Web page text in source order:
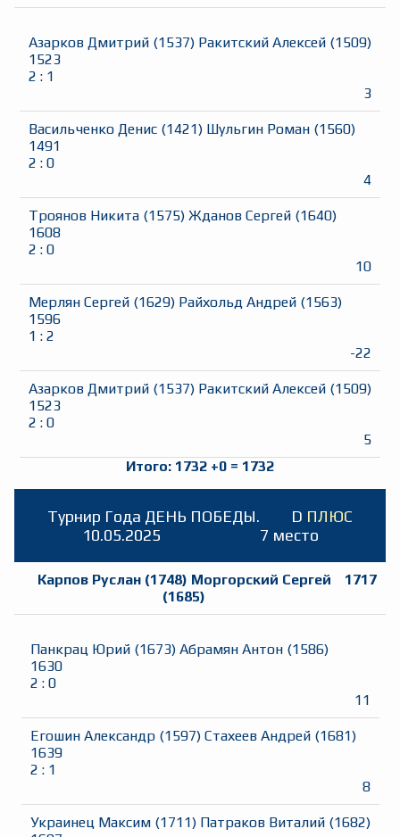
Азарков Дмитрий (1537) Ракитский Алексей (1509)
1523
2 : 1
3
Васильченко Денис (1421) Шульгин Роман (1560)
1491
2 : 0
4
Троянов Никита (1575) Жданов Сергей (1640)
1608
2 : 0
10
Мерлян Сергей (1629) Райхольд Андрей (1563)
1596
1 : 2
-22
Азарков Дмитрий (1537) Ракитский Алексей (1509)
1523
2 : 0
5
Итого: 1732 +0 = 1732
Турнир Года ДЕНЬ ПОБЕДЫ. D ПЛЮС
10.05.2025
7 место
Карпов Руслан (1748) Моргорский Сергей
(1685)
1717
Панкрац Юрий (1673) Абрамян Антон (1586)
1630
2 : 0
11
Егошин Александр (1597) Стахеев Андрей (1681)
1639
2 : 1
8
Украинец Максим (1711) Патраков Виталий (1682)